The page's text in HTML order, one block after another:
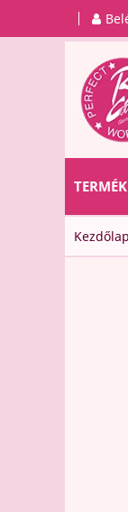
Kezdőlap